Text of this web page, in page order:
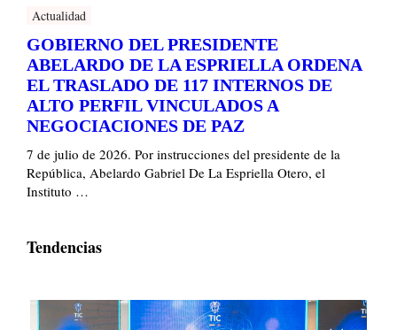
Actualidad
GOBIERNO DEL PRESIDENTE
ABELARDO DE LA ESPRIELLA ORDENA
EL TRASLADO DE 117 INTERNOS DE
ALTO PERFIL VINCULADOS A
NEGOCIACIONES DE PAZ
7 de julio de 2026. Por instrucciones del presidente de la
República, Abelardo Gabriel De La Espriella Otero, el
Instituto …
Tendencias